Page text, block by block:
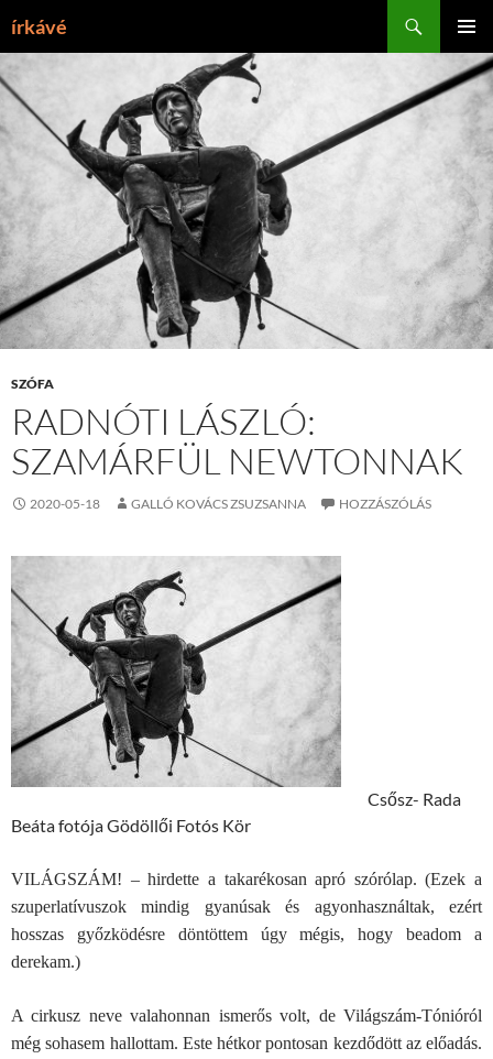
írkávé
MENÜ
SZÓFA
RADNÓTI LÁSZLÓ:
SZAMÁRFÜL NEWTONNAK
2020-05-18 GALLÓ KOVÁCS ZSUZSANNA HOZZÁSZÓLÁS
Csősz- Rada
Beáta fotója Gödöllői Fotós Kör
VILÁGSZÁM! – hirdette a takarékosan apró szórólap. (Ezek a
szuperlatívuszok mindig gyanúsak és agyonhasználtak, ezért
hosszas győzködésre döntöttem úgy mégis, hogy beadom a
derekam.)
A cirkusz neve valahonnan ismerős volt, de Világszám-Tónióról
még sohasem hallottam. Este hétkor pontosan kezdődött az előadás.